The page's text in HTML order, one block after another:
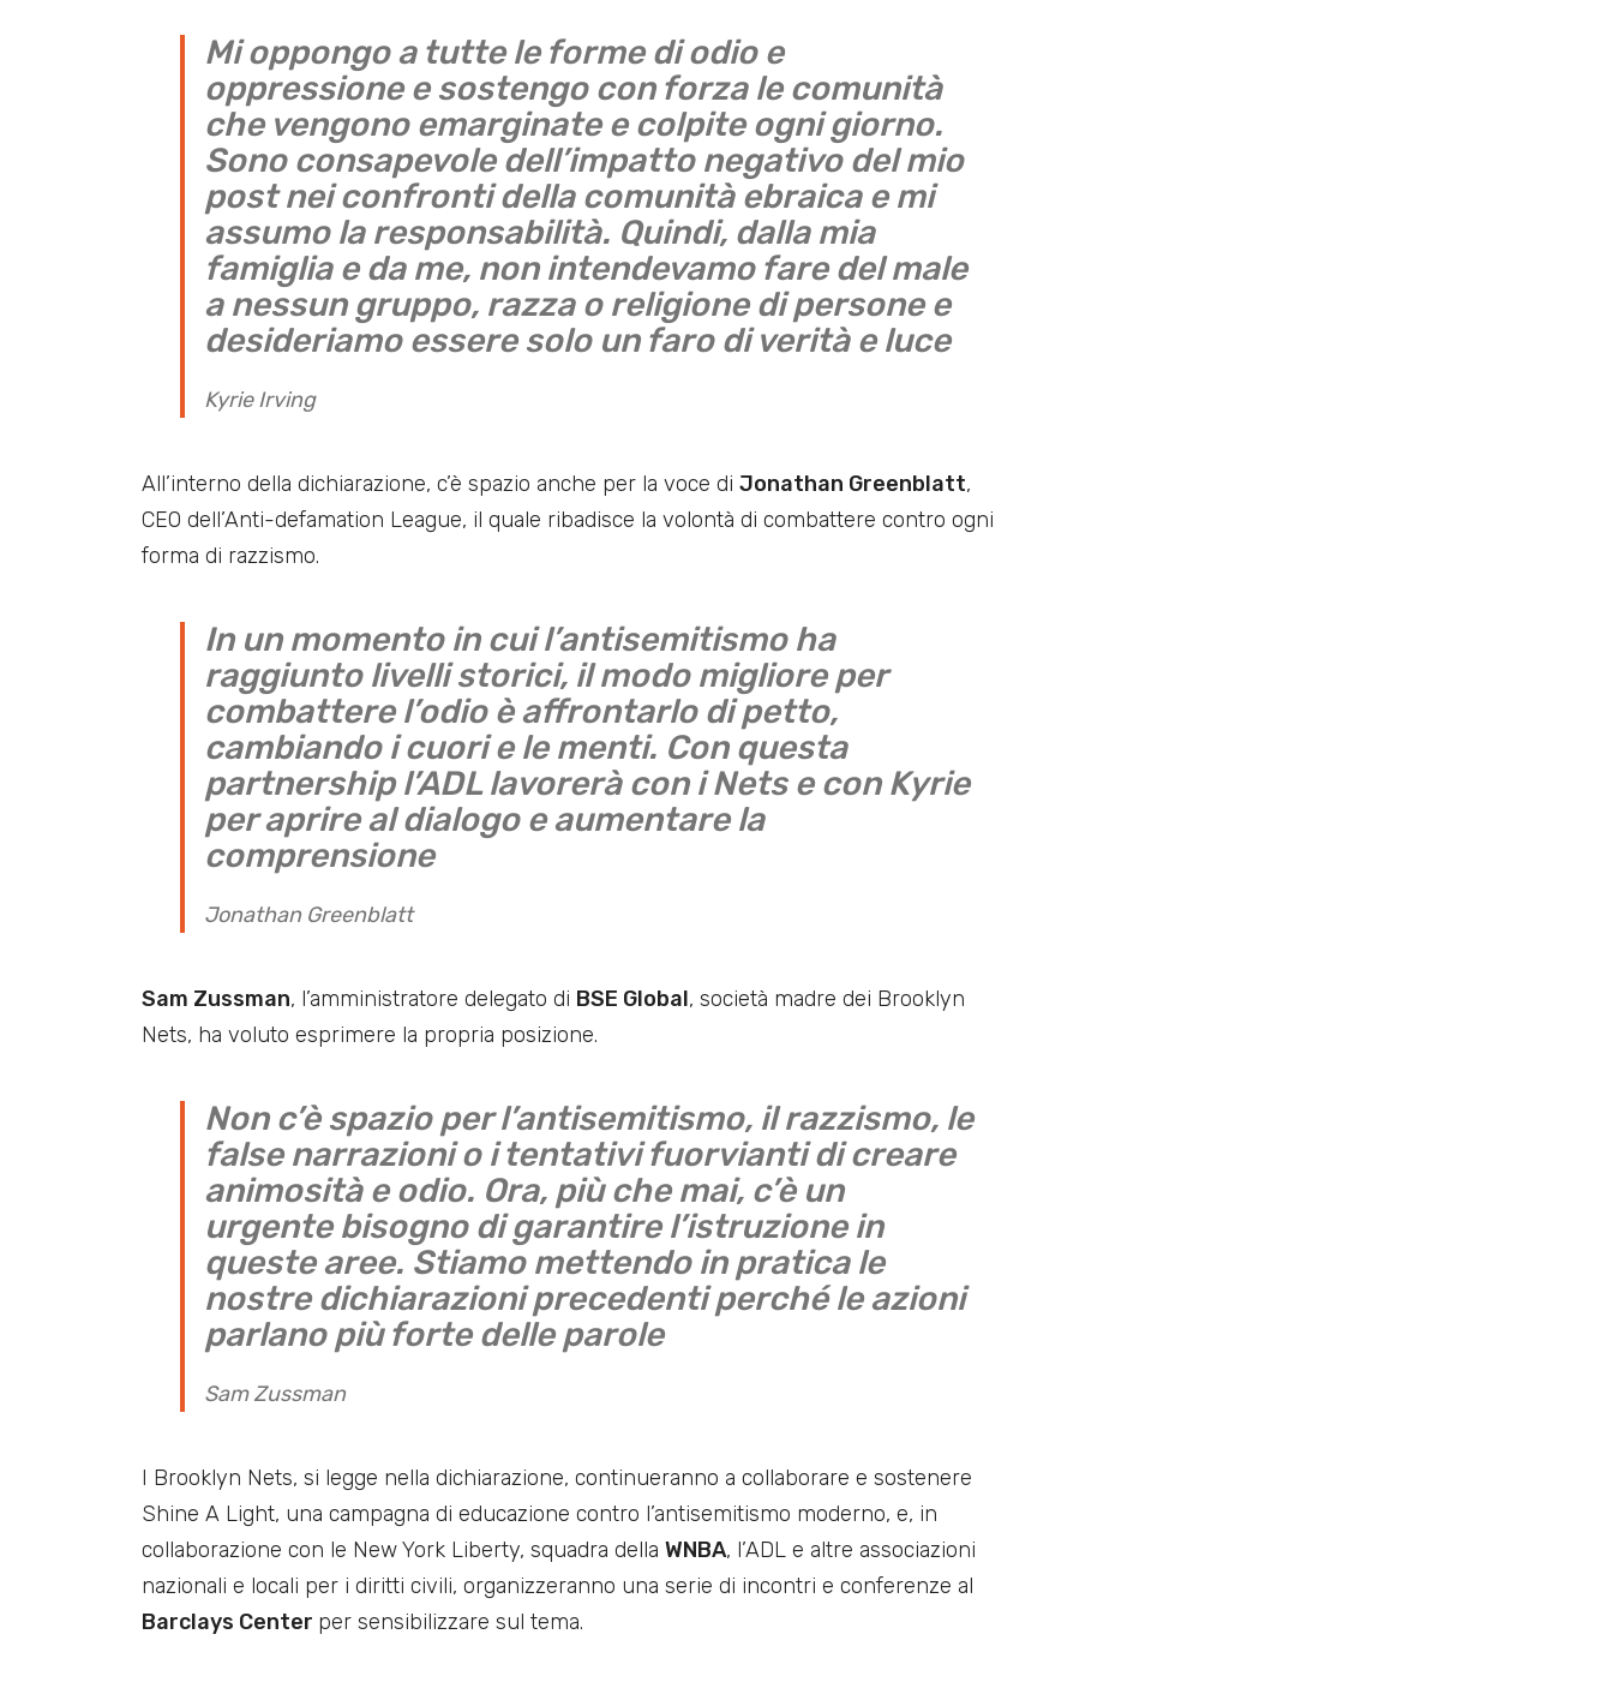
Mi oppongo a tutte le forme di odio e
oppressione e sostengo con forza le comunità
che vengono emarginate e colpite ogni giorno.
Sono consapevole dell’impatto negativo del mio
post nei confronti della comunità ebraica e mi
assumo la responsabilità. Quindi, dalla mia
famiglia e da me, non intendevamo fare del male
a nessun gruppo, razza o religione di persone e
desideriamo essere solo un faro di verità e luce
Kyrie Irving
All’interno della dichiarazione, c’è spazio anche per la voce di Jonathan Greenblatt,
CEO dell’Anti-defamation League, il quale ribadisce la volontà di combattere contro ogni
forma di razzismo.
In un momento in cui l’antisemitismo ha
raggiunto livelli storici, il modo migliore per
combattere l’odio è affrontarlo di petto,
cambiando i cuori e le menti. Con questa
partnership l’ADL lavorerà con i Nets e con Kyrie
per aprire al dialogo e aumentare la
comprensione
Jonathan Greenblatt
Sam Zussman, l’amministratore delegato di BSE Global, società madre dei Brooklyn
Nets, ha voluto esprimere la propria posizione.
Non c’è spazio per l’antisemitismo, il razzismo, le
false narrazioni o i tentativi fuorvianti di creare
animosità e odio. Ora, più che mai, c’è un
urgente bisogno di garantire l’istruzione in
queste aree. Stiamo mettendo in pratica le
nostre dichiarazioni precedenti perché le azioni
parlano più forte delle parole
Sam Zussman
I Brooklyn Nets, si legge nella dichiarazione, continueranno a collaborare e sostenere
Shine A Light, una campagna di educazione contro l’antisemitismo moderno, e, in
collaborazione con le New York Liberty, squadra della WNBA, l’ADL e altre associazioni
nazionali e locali per i diritti civili, organizzeranno una serie di incontri e conferenze al
Barclays Center per sensibilizzare sul tema.